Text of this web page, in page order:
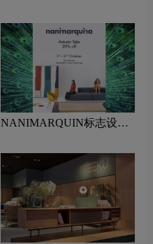
NANIMARQUIN标志设计